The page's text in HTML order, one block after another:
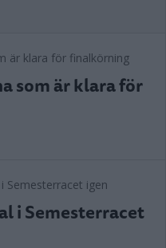
som är klara för
i Semesterracet